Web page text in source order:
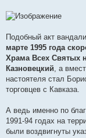
Подобный акт
марте 1995 года
Храма Всех Святых
Казновецкий , а
настоятеля стал
торговцев с Кавказа.
А ведь именно по
1991-94 годах на
были воздвигнуты